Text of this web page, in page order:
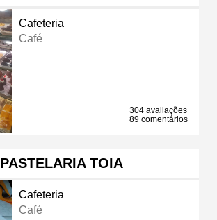
Cafeteria
Café
304 avaliações
89 comentários
PASTELARIA TOIA
Cafeteria
Café